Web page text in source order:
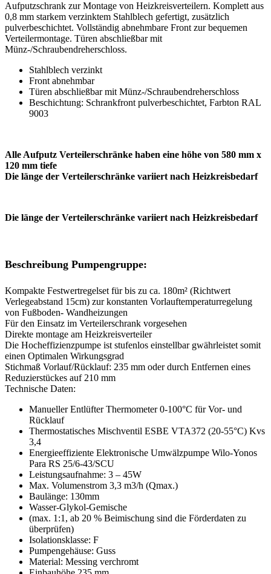
Aufputzschrank zur Montage von Heizkreisverteilern. Komplett aus
0,8 mm starkem verzinktem Stahlblech gefertigt, zusätzlich
pulverbeschichtet. Vollständig abnehmbare Front zur bequemen
Verteilermontage. Türen abschließbar mit
Münz-/Schraubendreherschloss.
Stahlblech verzinkt
Front abnehmbar
Türen abschließbar mit Münz-/Schraubendreherschloss
Beschichtung: Schrankfront pulverbeschichtet, Farbton RAL
9003
Alle Aufputz Verteilerschränke haben eine höhe von 580 mm x
120 mm tiefe
Die länge der Verteilerschränke variiert nach Heizkreisbedarf
Die länge der Verteilerschränke variiert nach Heizkreisbedarf
Beschreibung Pumpengruppe:
Kompakte Festwertregelset für bis zu ca. 180m² (Richtwert
Verlegeabstand 15cm) zur konstanten Vorlauftemperaturregelung
von Fußboden- Wandheizungen
Für den Einsatz im Verteilerschrank vorgesehen
Direkte montage am Heizkreisverteiler
Die Hocheffizienzpumpe ist stufenlos einstellbar gwährleistet somit
einen Optimalen Wirkungsgrad
Stichmaß Vorlauf/Rücklauf: 235 mm oder durch Entfernen eines
Reduzierstückes auf 210 mm
Technische Daten:
Manueller Entlüfter Thermometer 0-100°C für Vor- und
Rücklauf
Thermostatisches Mischventil ESBE VTA372 (20-55°C) Kvs
3,4
Energieeffiziente Elektronische Umwälzpumpe Wilo-Yonos
Para RS 25/6-43/SCU
Leistungsaufnahme: 3 – 45W
Max. Volumenstrom 3,3 m3/h (Qmax.)
Baulänge: 130mm
Wasser-Glykol-Gemische
(max. 1:1, ab 20 % Beimischung sind die Förderdaten zu
überprüfen)
Isolationsklasse: F
Pumpengehäuse: Guss
Material: Messing verchromt